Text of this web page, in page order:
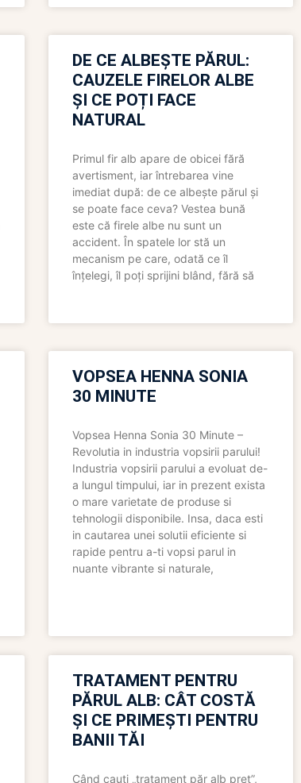
DE CE ALBEȘTE PĂRUL:
CAUZELE FIRELOR ALBE
ȘI CE POȚI FACE
NATURAL
Primul fir alb apare de obicei fără
avertisment, iar întrebarea vine
imediat după: de ce albește părul și
se poate face ceva? Vestea bună
este că firele albe nu sunt un
accident. În spatele lor stă un
mecanism pe care, odată ce îl
înțelegi, îl poți sprijini blând, fără să
VOPSEA HENNA SONIA
30 MINUTE
Vopsea Henna Sonia 30 Minute –
Revolutia in industria vopsirii parului!
Industria vopsirii parului a evoluat de-
a lungul timpului, iar in prezent exista
o mare varietate de produse si
tehnologii disponibile. Insa, daca esti
in cautarea unei solutii eficiente si
rapide pentru a-ti vopsi parul in
nuante vibrante si naturale,
TRATAMENT PENTRU
PĂRUL ALB: CÂT COSTĂ
ȘI CE PRIMEȘTI PENTRU
BANII TĂI
Când cauți „tratament păr alb preț”,